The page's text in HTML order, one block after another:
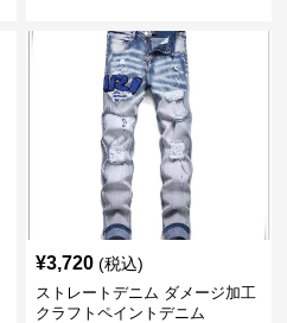
¥3,720 (税込)
ストレートデニム ダメージ加工
クラフトペイントデニム